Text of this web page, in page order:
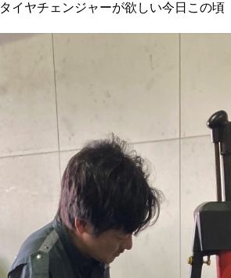
イヤチェンジャーが欲しい今日この頃